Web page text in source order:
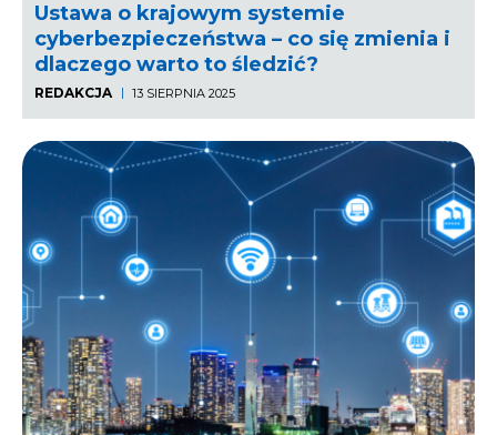
Ustawa o krajowym systemie
cyberbezpieczeństwa – co się zmienia i
dlaczego warto to śledzić?
REDAKCJA 13 SIERPNIA 2025